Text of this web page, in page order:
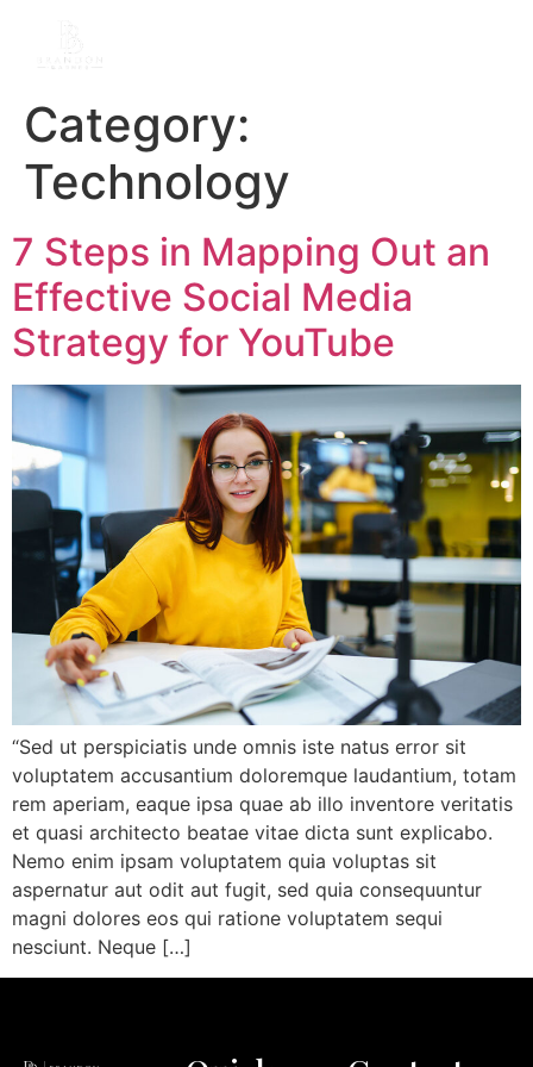
Category:
Technology
7 Steps in Mapping Out an
Effective Social Media
Strategy for YouTube​
“Sed ut perspiciatis unde omnis iste natus error sit
voluptatem accusantium doloremque laudantium, totam
rem aperiam, eaque ipsa quae ab illo inventore veritatis
et quasi architecto beatae vitae dicta sunt explicabo.
Nemo enim ipsam voluptatem quia voluptas sit
aspernatur aut odit aut fugit, sed quia consequuntur
magni dolores eos qui ratione voluptatem sequi
nesciunt. Neque […]